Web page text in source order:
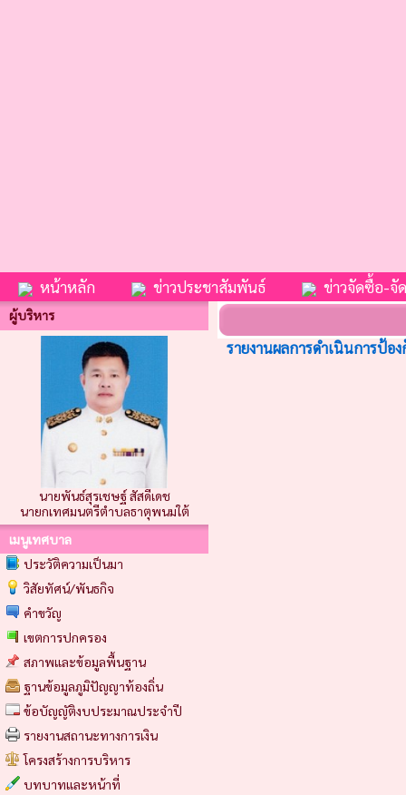
หน้าหลัก ข่าวประชาสัมพันธ์ ข่าวจัดซื้อ-จั
ผู้บริหาร
นายพันธ์สุรเชษฐ์ สัสดีเดช
นายกเทศมนตรีตำบลธาตุพนมใต้
เมนูเทศบาล
ประวัติความเป็นมา
วิสัยทัศน์/พันธกิจ
คำขวัญ
เขตการปกครอง
สภาพและข้อมูลพื้นฐาน
ฐานข้อมูลภูมิปัญญาท้องถิ่น
ข้อบัญญัติงบประมาณประจำปี
รายงานสถานะทางการเงิน
โครงสร้างการบริหาร
บทบาทและหน้าที่
รายงานผลการดำเนินการป้